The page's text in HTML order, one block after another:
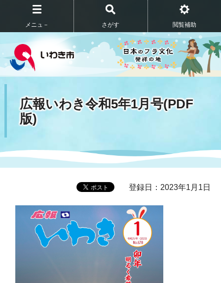
メニュ－ さがす 閲覧補助
広報いわき令和5年1月号(PDF
版)
登録日：2023年1月1日